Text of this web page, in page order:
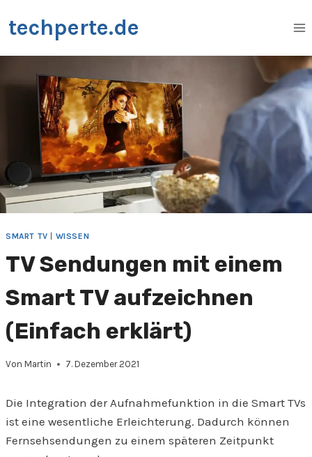
Inhalt
techperte.de
SMART TV | WISSEN
TV Sendungen mit einem
Smart TV aufzeichnen
(Einfach erklärt)
Von Martin 7. Dezember 2021
Die Integration der Aufnahmefunktion in die Smart TVs
ist eine wesentliche Erleichterung. Dadurch können
Fernsehsendungen zu einem späteren Zeitpunkt